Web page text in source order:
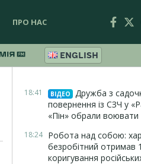
ПРО НАС
ENGLISH
18:41 ВІДЕО
Дружба з
повернення із СЗЧ у
«Пін» обрали
18:24 Робота над собою:
безробітний отримав
коригування